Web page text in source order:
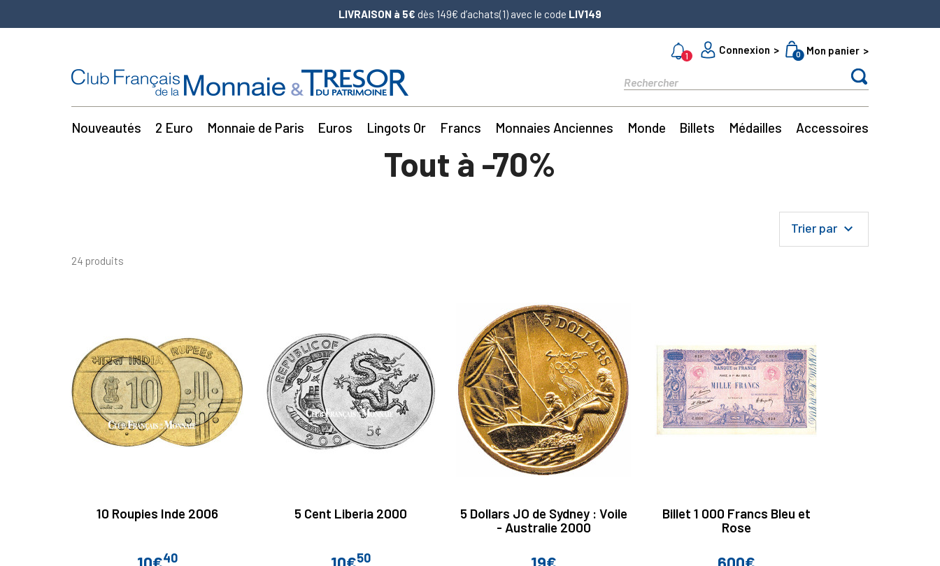
LIVRAISON à 5€ dès 149€ d’achats(1) avec le code LIV149
1
Connexion 0 Mon panier
Nouveautés 2 Euro Monnaie de Paris Euros Lingots Or Francs Monnaies Anciennes Monde Billets Médailles Accessoires
Tout à -70%
Trier par keyboard_arrow_down
24 produits
10 Roupies Inde 2006
Prix 40
5 Cent Liberia 2000
Prix 50
5 Dollars JO de Sydney : Voile
- Australie 2000
Prix
Billet 1 000 Francs Bleu et
Rose
Prix